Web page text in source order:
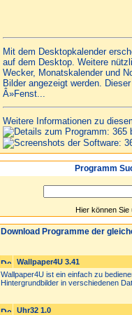
Mit dem Desktopkalender
auf dem Desktop. Weitere
Wecker, Monatskalender und
Bilder angezeigt werden.
Â»Fenst...
Weitere Informationen zu
Programm
Hier können
Download Programme der
Wallpaper4U 3.41
Wallpaper4U ist ein einfach zu
Hintergrundbilder in verschiedenen
Uhr32 1.0